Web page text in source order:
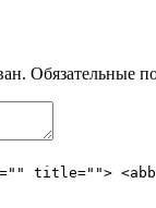
Обязательные
title="">